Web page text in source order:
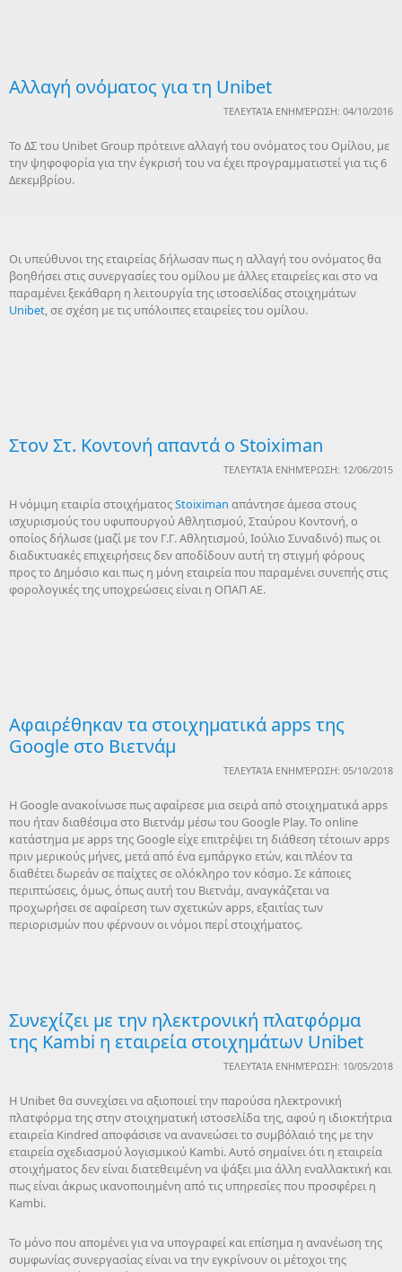
Αλλαγή ονόματος για τη Unibet
ΤΕΛΕΥΤΑΊΑ ΕΝΗΜΈΡΩΣΗ: 04/10/2016
Το ΔΣ του Unibet Group πρότεινε αλλαγή του ονόματος του Ομίλου, με
την ψηφοφορία για την έγκρισή του να έχει προγραμματιστεί για τις 6
Δεκεμβρίου.
Οι υπεύθυνοι της εταιρείας δήλωσαν πως η αλλαγή του ονόματος θα
βοηθήσει στις συνεργασίες του ομίλου με άλλες εταιρείες και στο να
παραμένει ξεκάθαρη η λειτουργία της ιστοσελίδας στοιχημάτων
Unibet, σε σχέση με τις υπόλοιπες εταιρείες του ομίλου.
Στον Στ. Κοντονή απαντά ο Stoiximan
ΤΕΛΕΥΤΑΊΑ ΕΝΗΜΈΡΩΣΗ: 12/06/2015
Η νόμιμη εταιρία στοιχήματοςStoiximan απάντησε άμεσα στους
ισχυρισμούς του υφυπουργού Αθλητισμού, Σταύρου Κοντονή, ο
οποίος δήλωσε (μαζί με τον Γ.Γ. Αθλητισμού, Ιούλιο Συναδινό) πως οι
διαδικτυακές επιχειρήσεις δεν αποδίδουν αυτή τη στιγμή φόρους
προς το Δημόσιο και πως η μόνη εταιρεία που παραμένει συνεπής στις
φορολογικές της υποχρεώσεις είναι η ΟΠΑΠ ΑΕ.
Αφαιρέθηκαν τα στοιχηματικά apps της
Google στο Βιετνάμ
ΤΕΛΕΥΤΑΊΑ ΕΝΗΜΈΡΩΣΗ: 05/10/2018
Η Google ανακοίνωσε πως αφαίρεσε μια σειρά από στοιχηματικά apps
που ήταν διαθέσιμα στο Βιετνάμ μέσω του Google Play. Το online
κατάστημα με apps της Google είχε επιτρέψει τη διάθεση τέτοιων apps
πριν μερικούς μήνες, μετά από ένα εμπάργκο ετών, και πλέον τα
διαθέτει δωρεάν σε παίχτες σε ολόκληρο τον κόσμο. Σε κάποιες
περιπτώσεις, όμως, όπως αυτή του Βιετνάμ, αναγκάζεται να
προχωρήσει σε αφαίρεση των σχετικών apps, εξαιτίας των
περιορισμών που φέρνουν οι νόμοι περί στοιχήματος.
Συνεχίζει με την ηλεκτρονική πλατφόρμα
της Kambi η εταιρεία στοιχημάτων Unibet
ΤΕΛΕΥΤΑΊΑ ΕΝΗΜΈΡΩΣΗ: 10/05/2018
Η Unibet θα συνεχίσει να αξιοποιεί την παρούσα ηλεκτρονική
πλατφόρμα της στην στοιχηματική ιστοσελίδα της, αφού η ιδιοκτήτρια
εταιρεία Kindred αποφάσισε να ανανεώσει το συμβόλαιό της με την
εταιρεία σχεδιασμού λογισμικού Kambi. Αυτό σημαίνει ότι η εταιρεία
στοιχήματος δεν είναι διατεθειμένη να ψάξει μια άλλη εναλλακτική και
πως είναι άκρως ικανοποιημένη από τις υπηρεσίες που προσφέρει η
Kambi.
Το μόνο που απομένει για να υπογραφεί και επίσημα η ανανέωση της
συμφωνίας συνεργασίας είναι να την εγκρίνουν οι μέτοχοι της